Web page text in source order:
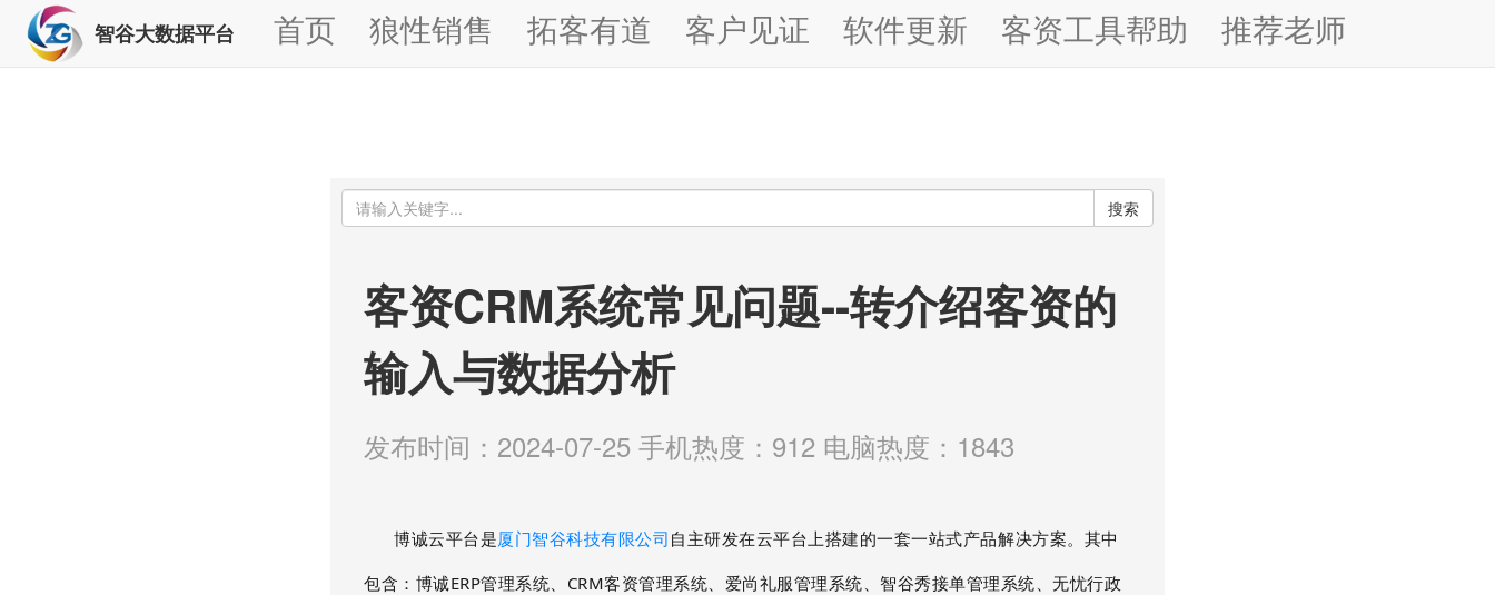
智谷大数据平台 首页 狼性销售 拓客有道 客户见证 软件更新 客资工具帮助 推荐老师
搜索
客资CRM系统常见问题--转介绍客资的
输入与数据分析
发布时间：2024-07-25 手机热度：912 电脑热度：1843
博诚云平台是厦门智谷科技有限公司 自主研发在云平台上搭建的一套一站式产品解决方案。其中
包含：博诚ERP管理系统、CRM客资管理系统、爱尚礼服管理系统、智谷秀接单管理系统、无忧行政